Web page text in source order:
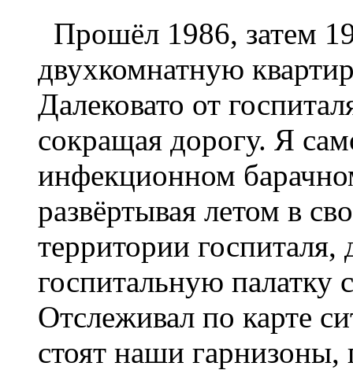
Прошёл 1986, затем
двухкомнатную
Далековато от
сокращая дорогу. Я
инфекционном
развёртывая летом в
территории
госпитальную палатку
Отслеживал по карте
стоят наши гарнизоны,